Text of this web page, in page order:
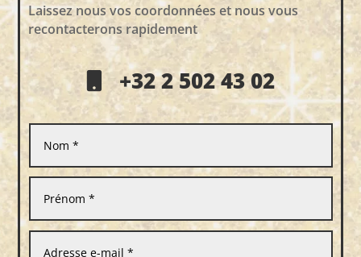
Laissez nous vos coordonnées et nous vous
recontacterons rapidement
+32 2 502 43 02